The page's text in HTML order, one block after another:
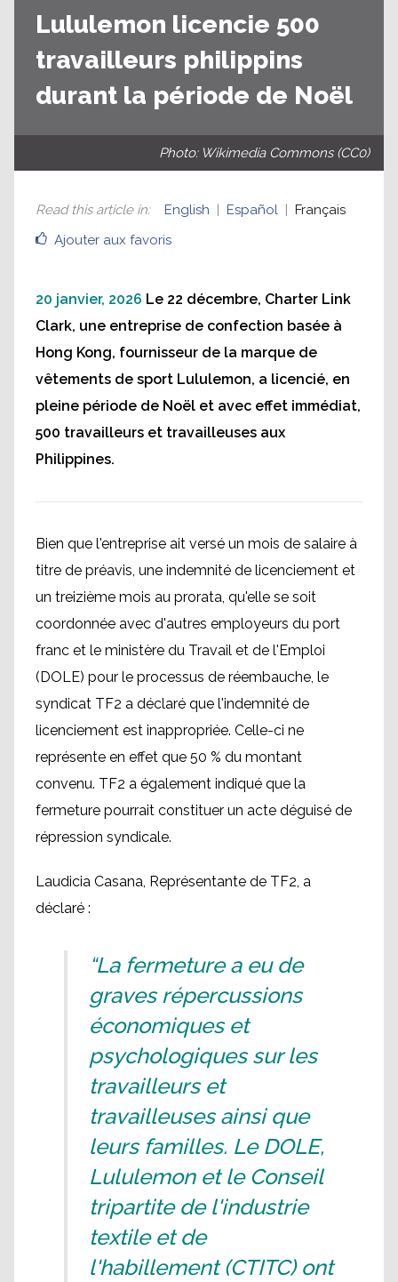
Lululemon licencie 500
travailleurs philippins
durant la période de Noël
Photo: Wikimedia Commons (CC0)
Ajouter aux favoris
Read this article in: English Español Français
20 janvier, 2026 Le 22 décembre, Charter Link
Clark, une entreprise de confection basée à
Hong Kong, fournisseur de la marque de
vêtements de sport Lululemon, a licencié, en
pleine période de Noël et avec effet immédiat,
500 travailleurs et travailleuses aux
Philippines.
Bien que l'entreprise ait versé un mois de salaire à
titre de préavis, une indemnité de licenciement et
un treizième mois au prorata, qu'elle se soit
coordonnée avec d'autres employeurs du port
franc et le ministère du Travail et de l'Emploi
(DOLE) pour le processus de réembauche, le
syndicat TF2 a déclaré que l'indemnité de
licenciement est inappropriée. Celle-ci ne
représente en effet que 50 % du montant
convenu. TF2 a également indiqué que la
fermeture pourrait constituer un acte déguisé de
répression syndicale.
Laudicia Casana, Représentante de TF2, a
déclaré :
“La fermeture a eu de
graves répercussions
économiques et
psychologiques sur les
travailleurs et
travailleuses ainsi que
leurs familles. Le DOLE,
Lululemon et le Conseil
tripartite de l'industrie
textile et de
l'habillement (CTITC) ont